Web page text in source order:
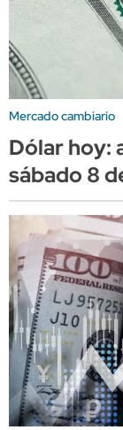
Mercado cambiario
Dólar hoy:
sábado 8